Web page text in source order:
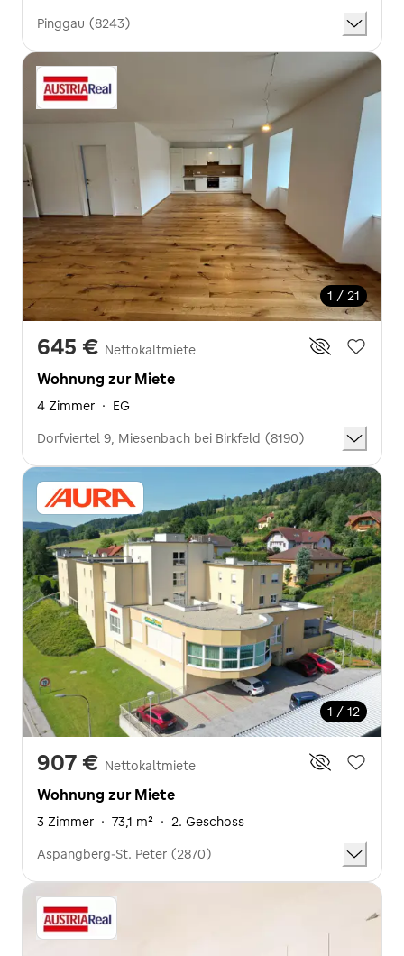
Pinggau (8243)
1 / 21
645 € Nettokaltmiete
Wohnung zur Miete
4 Zimmer · EG
Dorfviertel 9, Miesenbach bei Birkfeld (8190)
1 / 12
907 € Nettokaltmiete
Wohnung zur Miete
3 Zimmer · 73,1 m² · 2. Geschoss
Aspangberg-St. Peter (2870)